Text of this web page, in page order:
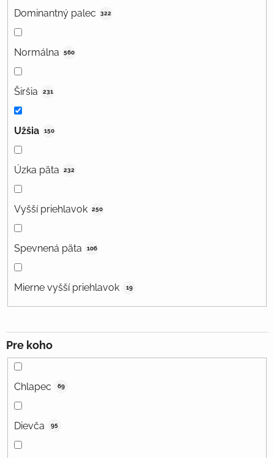
Dominantný palec 322
Normálna 560
Širšia 231
Užšia 150
Úzka päta 232
Vyšší priehlavok 250
Spevnená päta 106
Mierne vyšší priehlavok 19
Pre koho
Chlapec 69
Dievča 95